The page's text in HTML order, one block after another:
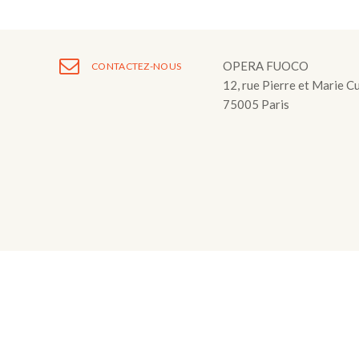
Archives
Galerie
Nous soutenir
Contact
CONTACTEZ-NOUS
OPERA FUOCO
12, rue Pierre et Marie
75005 Paris